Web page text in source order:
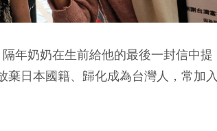
年奶奶在生前給他的最後一封信中提
日本國籍、歸化成為台灣人，常加入